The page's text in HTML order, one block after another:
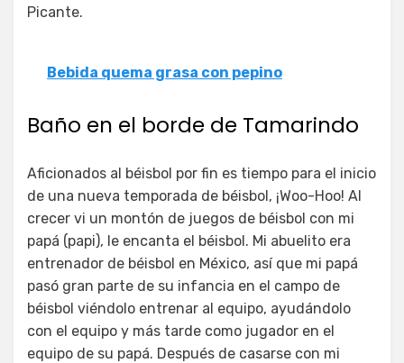
Picante.
Bebida quema grasa con pepino
Baño en el borde de Tamarindo
Aficionados al béisbol por fin es tiempo para el inicio
de una nueva temporada de béisbol, ¡Woo-Hoo! Al
crecer vi un montón de juegos de béisbol con mi
papá (papi), le encanta el béisbol. Mi abuelito era
entrenador de béisbol en México, así que mi papá
pasó gran parte de su infancia en el campo de
béisbol viéndolo entrenar al equipo, ayudándolo
con el equipo y más tarde como jugador en el
equipo de su papá. Después de casarse con mi